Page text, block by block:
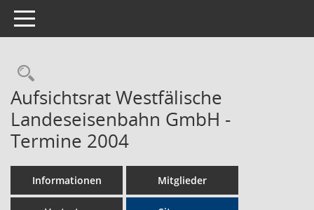
Toggle navigation
Rechercheauswahl
Aufsichtsrat Westfälische
Landeseisenbahn GmbH -
Termine 2004
Informationen Mitglieder